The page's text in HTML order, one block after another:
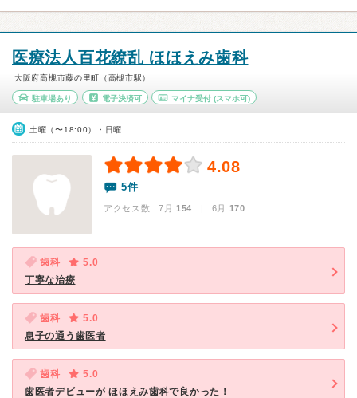
医療法人百花繚乱 ほほえみ歯科
大阪府高槻市藤の里町（高槻市駅）
駐車場あり 電子決済可 マイナ受付 (スマホ可)
土曜（〜18:00）・日曜
4.08
5件
アクセス数 7月:154 | 6月:170
歯科
5.0
丁寧な治療
歯科
5.0
息子の通う歯医者
歯科
5.0
歯医者デビューが ほほえみ歯科で良かった！